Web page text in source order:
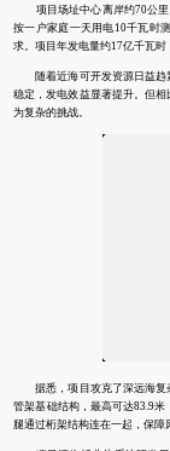
项目场址中心离岸约70公里
按一户家庭一天用电10千瓦时
求。项目年发电量约17亿千瓦时
随着近海可开发资源日益趋
稳定，发电效益显著提升。但
为复杂的挑战。
据悉，项目攻克了深远海复
管架基础结构，最高可达83.9
腿通过桁架结构连在一起，保障